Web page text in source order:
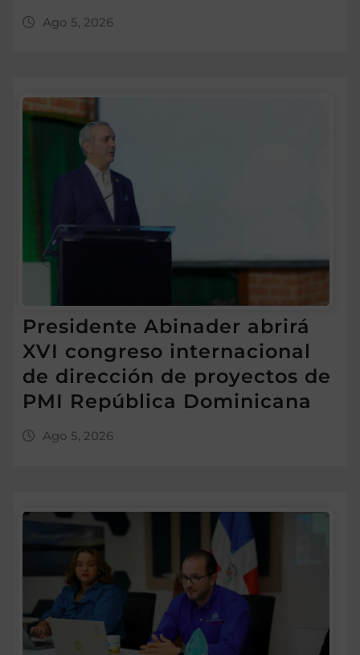
Ago 5, 2026
Presidente Abinader abrirá
XVI congreso internacional
de dirección de proyectos de
PMI República Dominicana
Ago 5, 2026